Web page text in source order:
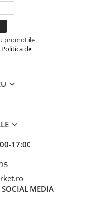
umflare balonului
eveniment într-o
promotiile
Politica de
17:00
SOCIAL MEDIA